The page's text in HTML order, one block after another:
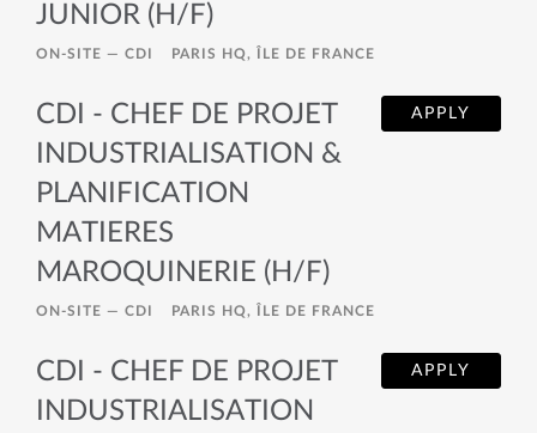
JUNIOR (H/F)
ON-SITE — CDI PARIS HQ, ÎLE DE FRANCE
APPLY
CDI - CHEF DE PROJET
INDUSTRIALISATION &
PLANIFICATION
MATIERES
MAROQUINERIE (H/F)
ON-SITE — CDI PARIS HQ, ÎLE DE FRANCE
APPLY
CDI - CHEF DE PROJET
INDUSTRIALISATION